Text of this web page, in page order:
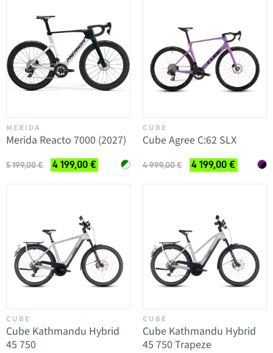
MERIDA
Merida Reacto 7000 (2027)
5 199,00 € 4 199,00 €
CUBE
Cube Agree C:62 SLX
4 999,00 € 4 199,00 €
CUBE
Cube Kathmandu Hybrid
45 750
CUBE
Cube Kathmandu Hybrid
45 750 Trapeze